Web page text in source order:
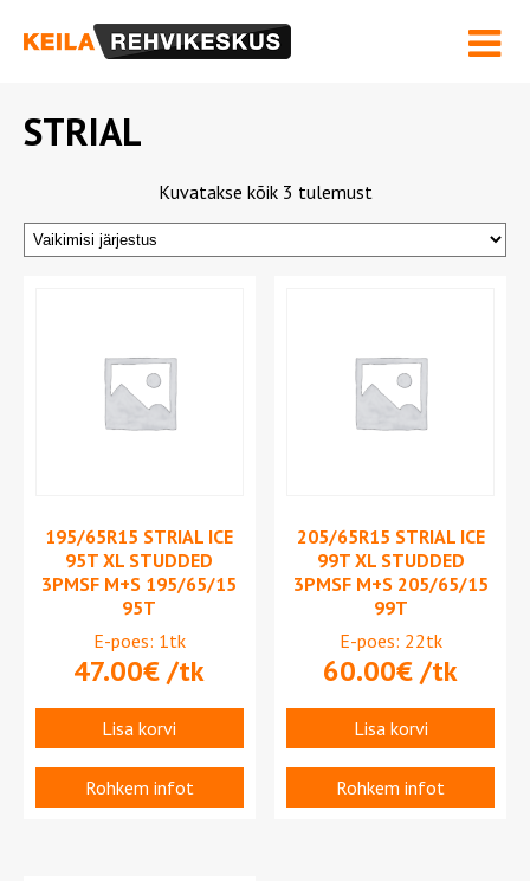
Velgede sirgendamine
STRIAL
Kuvatakse kõik 3 tulemust
195/65R15 STRIAL ICE
95T XL STUDDED
3PMSF M+S 195/65/15
95T
E-poes: 1tk
47.00€/tk
Lisa korvi
Rohkem infot
205/65R15 STRIAL ICE
99T XL STUDDED
3PMSF M+S 205/65/15
99T
E-poes: 22tk
60.00€/tk
Lisa korvi
Rohkem infot